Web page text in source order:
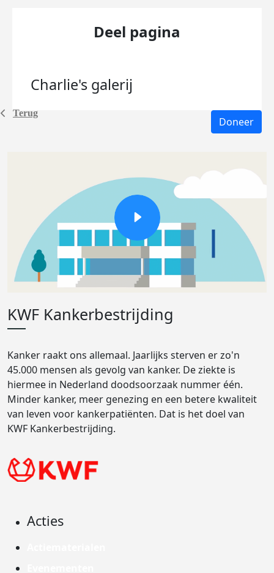
Terug
Deel pagina
Charlie's galerij
Doneer
KWF Kankerbestrijding
Kanker raakt ons allemaal. Jaarlijks sterven er zo'n
45.000 mensen als gevolg van kanker. De ziekte is
hiermee in Nederland doodsoorzaak nummer één.
Minder kanker, meer genezing en een betere kwaliteit
van leven voor kankerpatiënten. Dat is het doel van
KWF Kankerbestrijding.
Acties